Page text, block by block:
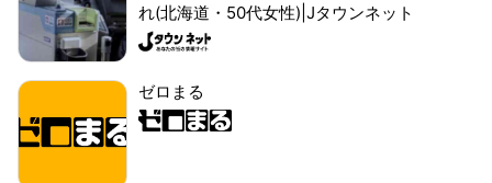
れ(北海道・50代女性)|Jタウンネット
ゼロまる